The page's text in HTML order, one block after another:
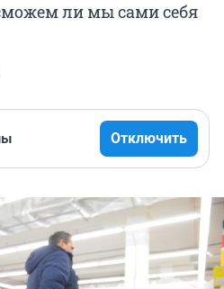
ли мы сами себя
Отключить